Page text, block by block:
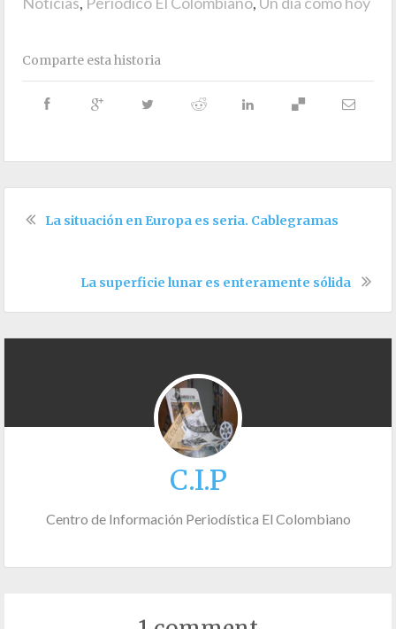
Comparte esta historia
La situación en Europa es seria. Cablegramas
La superficie lunar es enteramente sólida
C.I.P
Centro de Información Periodística El Colombiano